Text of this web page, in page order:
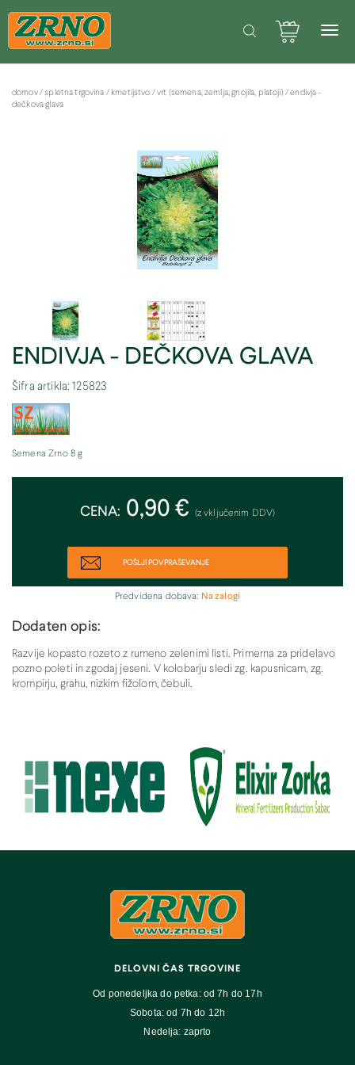
POTREBUJETE POMOČ PRI SPLETNEM NAKUPU? Pišite na: info@zrno.si
domov /spletna trgovina / kmetijstvo /vrt (semena, zemlja, gnojila, platoji) /endivja -
dečkova glava
ENDIVJA - DEČKOVA GLAVA
Šifra artikla: 125823
Semena Zrno 8 g
CENA: 0,90 € (z vključenim DDV)
POŠLJI POVPRAŠEVANJE
Predvidena dobava: Na zalogi
Dodaten opis:
Razvije kopasto rozeto z rumeno zelenimi listi. Primerna za pridelavo
pozno poleti in zgodaj jeseni. V kolobarju sledi zg. kapusnicam, zg.
krompirju, grahu, nizkim fižolom, čebuli.
DELOVNI ČAS TRGOVINE
Od ponedeljka do petka: od 7h do 17h
Sobota: od 7h do 12h
Nedelja: zaprto